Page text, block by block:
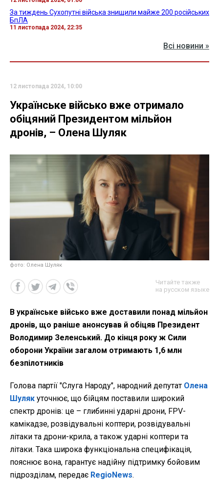
За тиждень Сухопутні війська знищили майже 200 російських
БпЛА
11 листопада 2024, 22:35
Всі новини »
12 листопада 2024, 10:00
Українське військо вже отримало
обіцяний Президентом мільйон
дронів, – Олена Шуляк
фото: Олена Шуляк
Читайте также
на русском языке
В українське військо вже доставили понад мільйон
дронів, що раніше анонсував й обіцяв Президент
Володимир Зеленський. До кінця року ж Сили
оборони України загалом отримають 1,6 млн
безпілотників
Голова партії "Слуга Народу", народний депутат Олена
Шуляк уточнює, що бійцям поставили широкий
спектр дронів: це – глибинні ударні дрони, FPV-
камікадзе, розвідувальні коптери, розвідувальні
літаки та дрони-крила, а також ударні коптери та
літаки. Така широка функціональна специфікація,
пояснює вона, гарантує надійну підтримку бойовим
підрозділам, передає RegioNews.